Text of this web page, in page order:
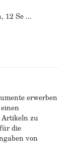
12 Se ...
erwerben
Artikeln zu
die
von